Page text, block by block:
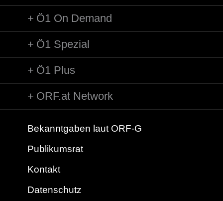
Ö1 On Demand
Ö1 Spezial
Ö1 Plus
ORF.at Network
Bekanntgaben laut ORF-G
Publikumsrat
Kontakt
Datenschutz